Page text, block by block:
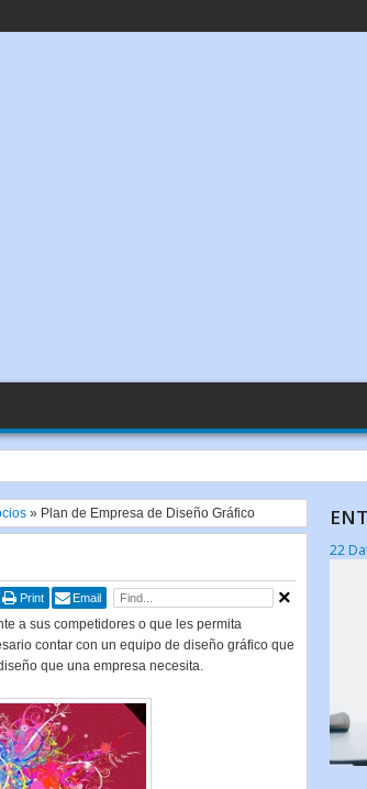
» Plan de Empresa de Diseño Gráfico
Print Email
a sus competidores o que les permita
contar con un equipo de diseño gráfico que
que una empresa necesita.
22